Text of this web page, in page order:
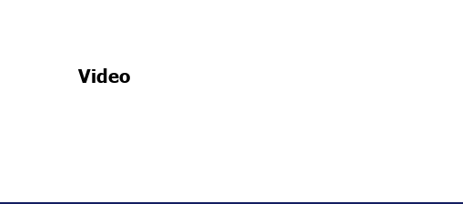
Video